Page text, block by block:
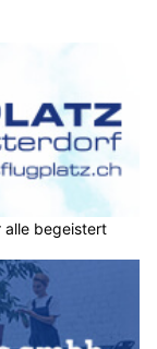
alle begeistert